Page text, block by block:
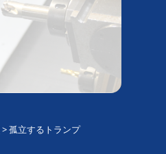
>孤立するトランプ